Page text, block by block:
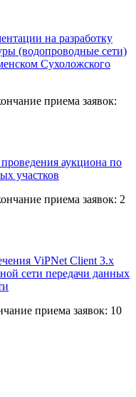
на разработку
(водопроводные сети)
Сухоложского
приема заявок:
аукциона по
участков
приема заявок: 2
ViPNet Client 3.x
сети передачи данных
приема заявок: 10